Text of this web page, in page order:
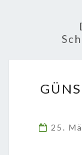
25.